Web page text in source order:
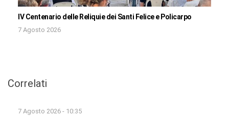
IV Centenario delle Reliquie dei Santi Felice e Policarpo
7 Agosto 2026
Correlati
7 Agosto 2026 - 10:35